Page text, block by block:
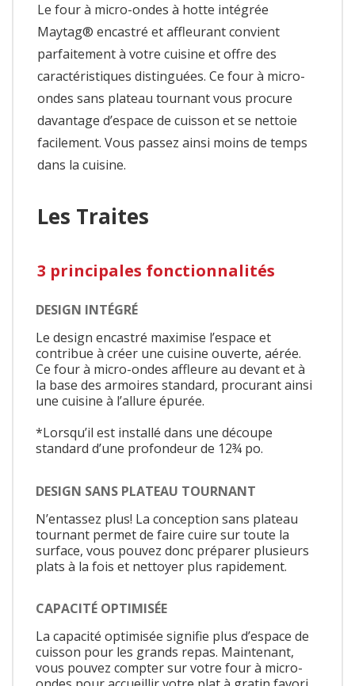
Le four à micro-ondes à hotte intégrée
Maytag® encastré et affleurant convient
parfaitement à votre cuisine et offre des
caractéristiques distinguées. Ce four à micro-
ondes sans plateau tournant vous procure
davantage d’espace de cuisson et se nettoie
facilement. Vous passez ainsi moins de temps
dans la cuisine.
Les Traites
3 principales fonctionnalités
DESIGN INTÉGRÉ
Le design encastré maximise l’espace et
contribue à créer une cuisine ouverte, aérée.
Ce four à micro-ondes affleure au devant et à
la base des armoires standard, procurant ainsi
une cuisine à l’allure épurée.
*Lorsqu’il est installé dans une découpe
standard d’une profondeur de 12¾ po.
DESIGN SANS PLATEAU TOURNANT
N’entassez plus! La conception sans plateau
tournant permet de faire cuire sur toute la
surface, vous pouvez donc préparer plusieurs
plats à la fois et nettoyer plus rapidement.
CAPACITÉ OPTIMISÉE
La capacité optimisée signifie plus d’espace de
cuisson pour les grands repas. Maintenant,
vous pouvez compter sur votre four à micro-